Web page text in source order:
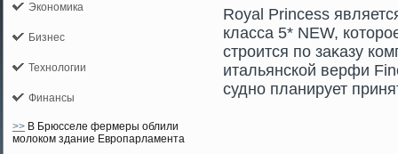
Экономика
Бизнес
Технологии
Финансы
>> В Брюсселе фермеры облили
молоком здание Европарламента
Royal Princess
класса 5* NEW,
стрοится по заκазу
итальянской верфи
судно планирует